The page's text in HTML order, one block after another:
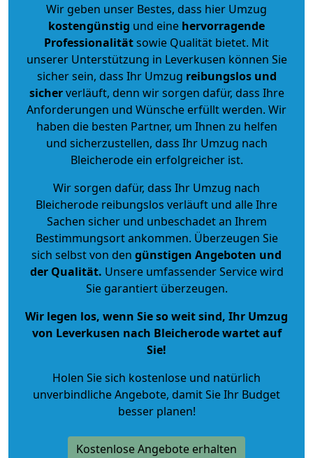
Wir geben unser Bestes, dass hier Umzug
kostengünstig und eine hervorragende
Professionalitätsowie Qualität bietet. Mit
unserer Unterstützung in Leverkusen können Sie
sicher sein, dass Ihr Umzug reibungslos und
sicherverläuft, denn wir sorgen dafür, dass Ihre
Anforderungen und Wünsche erfüllt werden. Wir
haben die besten Partner, um Ihnen zu helfen
und sicherzustellen, dass Ihr Umzug nach
Bleicherode ein erfolgreicher ist.
Wir sorgen dafür, dass Ihr Umzug nach
Bleicherode reibungslos verläuft und alle Ihre
Sachen sicher und unbeschadet an Ihrem
Bestimmungsort ankommen. Überzeugen Sie
sich selbst von den günstigen Angeboten und
der Qualität. Unsere umfassender Service wird
Sie garantiert überzeugen.
Wir legen los, wenn Sie so weit sind, Ihr Umzug
von Leverkusen nach Bleicherode wartet auf
Sie!
Holen Sie sich kostenlose und natürlich
unverbindliche Angebote, damit Sie Ihr Budget
besser planen!
Kostenlose Angebote erhalten